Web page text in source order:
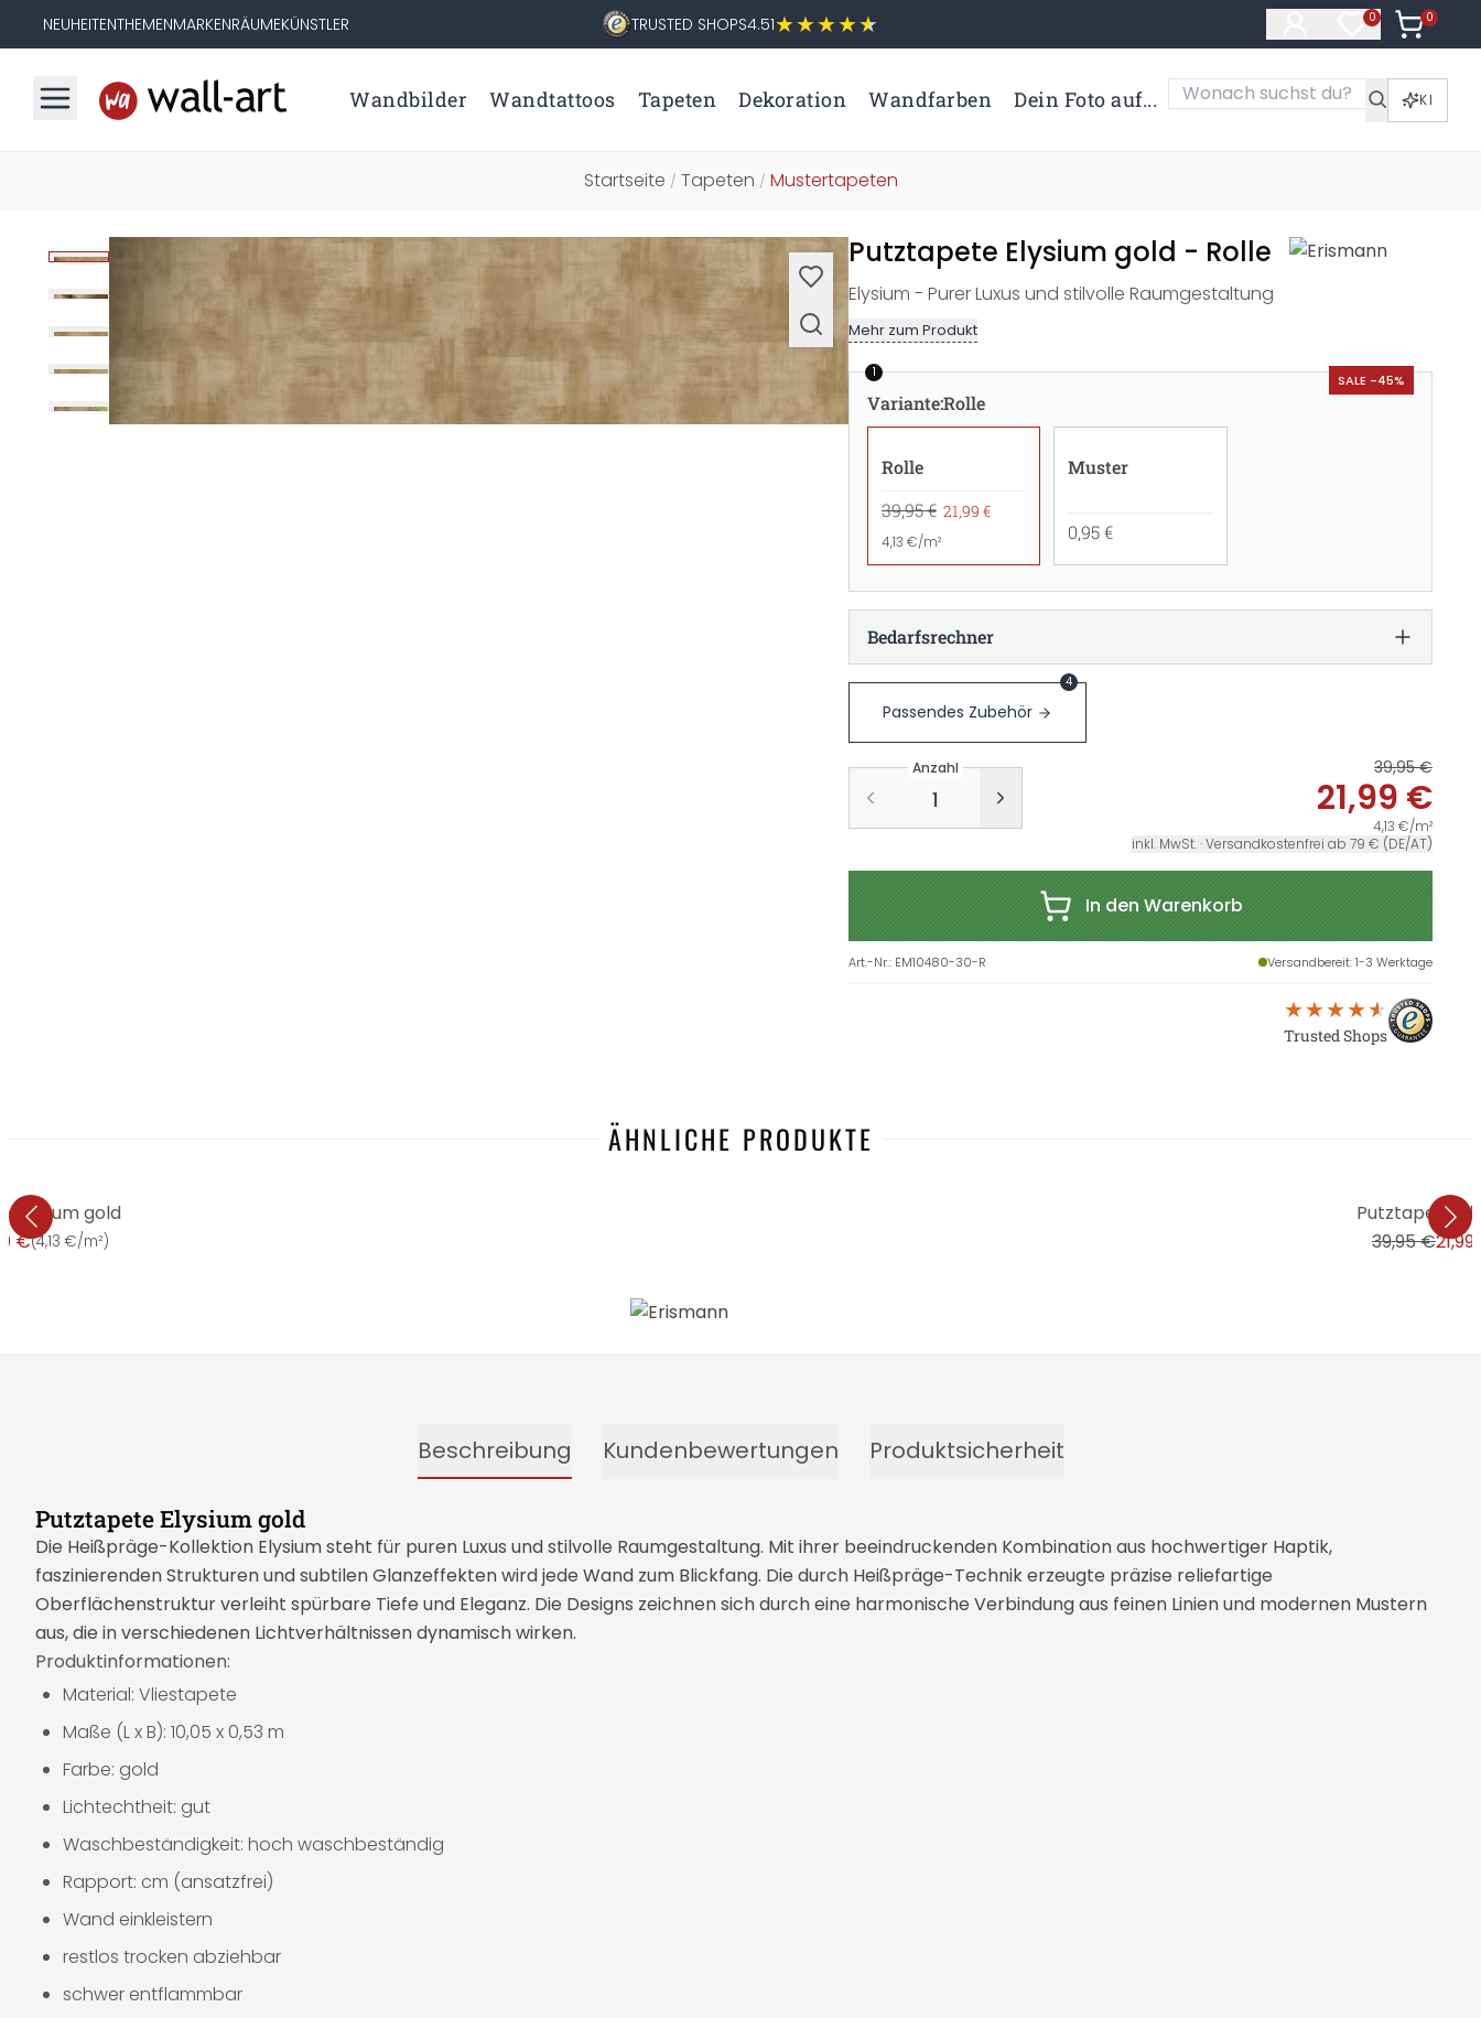
NEUHEITENTHEMENMARKENRÄUMEKÜNSTLER TRUSTED SHOPS4.51 0
Artikel im
0
Artikel
Wandbilder Wandtattoos Tapeten Dekoration Wandfarben Dein Foto auf... KI
Startseite / Tapeten / Mustertapeten
Putztapete Elysium gold - Rolle
Elysium - Purer Luxus und stilvolle Raumgestaltung
Mehr zum Produkt
SALE -45%
1
Variante:Rolle
Rolle
39,95 € 21,99 €
4,13 €/m²
Muster
0,95 €
Bedarfsrechner
Passendes Zubehör
4
Anzahl 39,95 €
21,99 €
4,13 €/m²
inkl. MwSt. · Versandkostenfrei ab 79 € (DE/AT)
In den Warenkorb
Art.-Nr.: EM10480-30-R Versandbereit: 1-3 Werktage
Trusted Shops
ÄHNLICHE PRODUKTE
Elysium gold
€(4,13 €/m²)
Putztapete
39,95 €
Beschreibung Kundenbewertungen Produktsicherheit
Putztapete Elysium gold
Die Heißpräge-Kollektion Elysium steht für puren Luxus und stilvolle Raumgestaltung. Mit ihrer beeindruckenden Kombination aus hochwertiger Haptik,
faszinierenden Strukturen und subtilen Glanzeffekten wird jede Wand zum Blickfang. Die durch Heißpräge-Technik erzeugte präzise reliefartige
Oberflächenstruktur verleiht spürbare Tiefe und Eleganz. Die Designs zeichnen sich durch eine harmonische Verbindung aus feinen Linien und modernen Mustern
aus, die in verschiedenen Lichtverhältnissen dynamisch wirken.
Produktinformationen:
Material: Vliestapete
Maße (L x B): 10,05 x 0,53 m
Farbe: gold
Lichtechtheit: gut
Waschbeständigkeit: hoch waschbeständig
Rapport: cm (ansatzfrei)
Wand einkleistern
restlos trocken abziehbar
schwer entflammbar